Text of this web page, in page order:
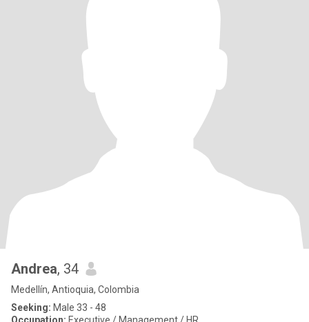
Andrea, 34
Medellín, Antioquia, Colombia
Seeking: Male 33 - 48